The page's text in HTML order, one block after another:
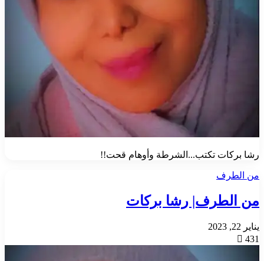
رشا بركات تكتب...الشرطة وأوهام قحت!!
من الطرف
من الطرف| رشا بركات
يناير 22, 2023
431